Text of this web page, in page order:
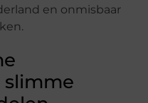
en onmisbaar